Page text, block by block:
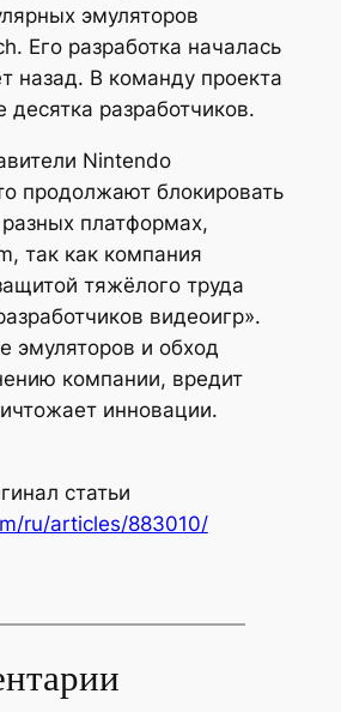
эмуляторов
Его разработка началась
назад. В команду проекта
десятка разработчиков.
Nintendo
продолжают блокировать
платформах,
так как компания
тяжёлого труда
видеоигр».
эмуляторов и обход
компании, вредит
инновации.
статьи
ru/articles/883010/